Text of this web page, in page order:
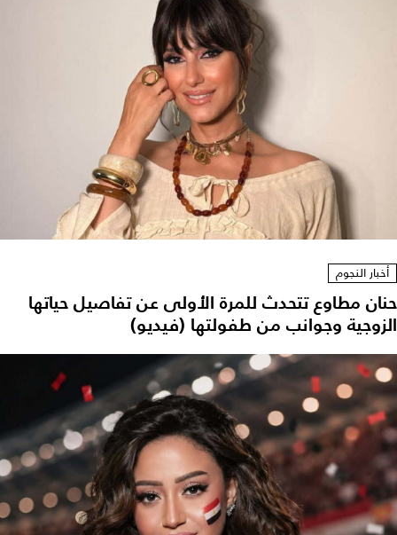
أخبار النجوم
حنان مطاوع تتحدث للمرة الأولى عن تفاصيل حياتها
الزوجية وجوانب من طفولتها (فيديو)